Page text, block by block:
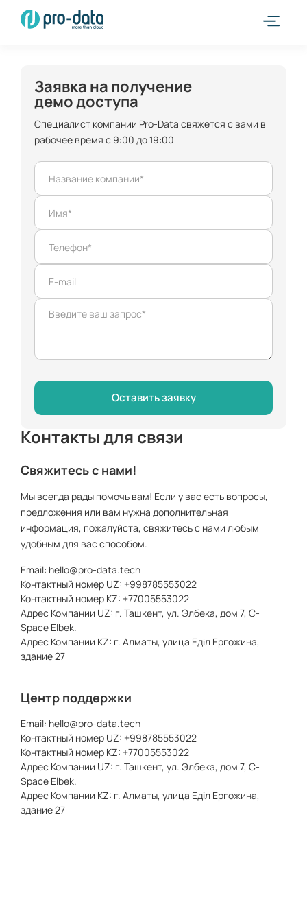
Заявка на получение
демо доступа
Специалист компании Pro-Data свяжется с вами в
рабочее время с 9:00 до 19:00
Контакты для связи
Свяжитесь с нами!
Мы всегда рады помочь вам! Если у вас есть вопросы,
предложения или вам нужна дополнительная
информация, пожалуйста, свяжитесь с нами любым
удобным для вас способом.
Email: hello@pro-data.tech
Контактный номер UZ: +998785553022
Контактный номер KZ: +77005553022
Адрес Компании UZ: г. Ташкент, ул. Элбека, дом 7, C-
Space Elbek.
Адрес Компании KZ: г. Алматы, улица Еділ Ергожина,
здание 27
Центр поддержки
Email: hello@pro-data.tech
Контактный номер UZ: +998785553022
Контактный номер KZ: +77005553022
Адрес Компании UZ: г. Ташкент, ул. Элбека, дом 7, C-
Space Elbek.
Адрес Компании KZ: г. Алматы, улица Еділ Ергожина,
здание 27